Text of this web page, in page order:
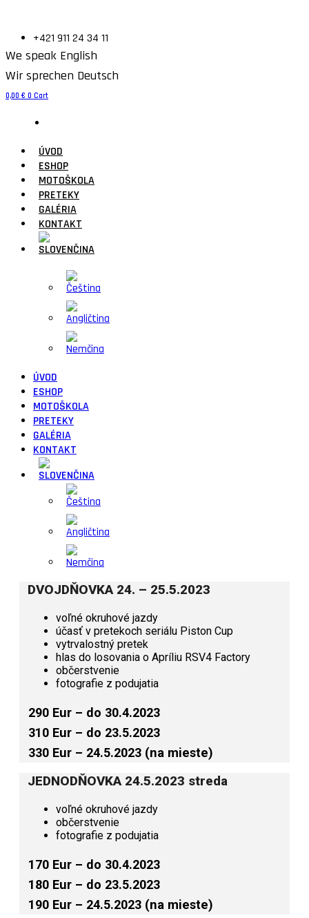
+421 911 24 34 11
We speak English
Wir sprechen Deutsch
0,00 € 0 Cart
ÚVOD
ESHOP
MOTOŠKOLA
PRETEKY
GALÉRIA
KONTAKT
ÚVOD
ESHOP
MOTOŠKOLA
PRETEKY
GALÉRIA
KONTAKT
DVOJDŇOVKA 24. – 25.5.2023
voľné okruhové jazdy
účasť v pretekoch seriálu Piston Cup
vytrvalostný pretek
hlas do losovania o Apríliu RSV4 Factory
občerstvenie
fotografie z podujatia
290 Eur – do 30.4.2023
310 Eur – do 23.5.2023
330 Eur – 24.5.2023 (na mieste)
JEDNODŇOVKA 24.5.2023 streda
voľné okruhové jazdy
občerstvenie
fotografie z podujatia
170 Eur – do 30.4.2023
180 Eur – do 23.5.2023
190 Eur – 24.5.2023 (na mieste)